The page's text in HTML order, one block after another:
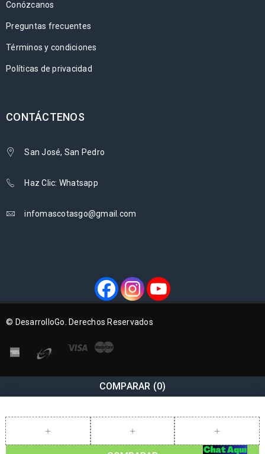
Conózcanos
Preguntas frecuentes
Términos y condiciones
Políticas de privacidad
CONTÁCTENOS
San José, San Pedro
Haz Clic: Whatsapp
infomascotasgo@gmail.com
© DesarrolloGo. Derechos Reservados
COMPARAR (0)